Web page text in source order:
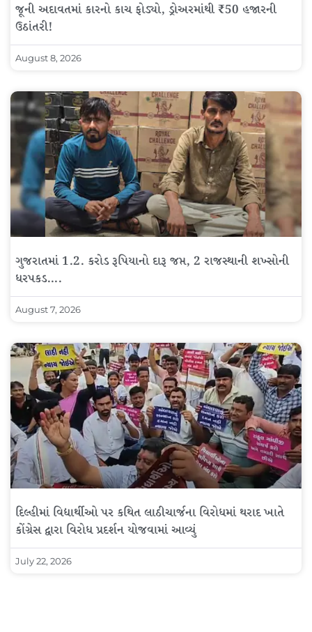
જૂની અદાવતમાં કારનો કાચ ફોડ્યો, ડ્રોઅરમાંથી ₹50 હજારની
ઉઠાંતરી!
August 8, 2026
ગુજરાતમાં 1.2. કરોડ રૂપિયાનો દારૂ જપ્ત, 2 રાજસ્થાની શખ્સોની
ધરપકડ….
August 7, 2026
દિલ્હીમાં વિદ્યાર્થીઓ પર કથિત લાઠીચાર્જના વિરોધમાં થરાદ ખાતે
કોંગ્રેસ દ્વારા વિરોધ પ્રદર્શન યોજવામાં આવ્યું
July 22, 2026